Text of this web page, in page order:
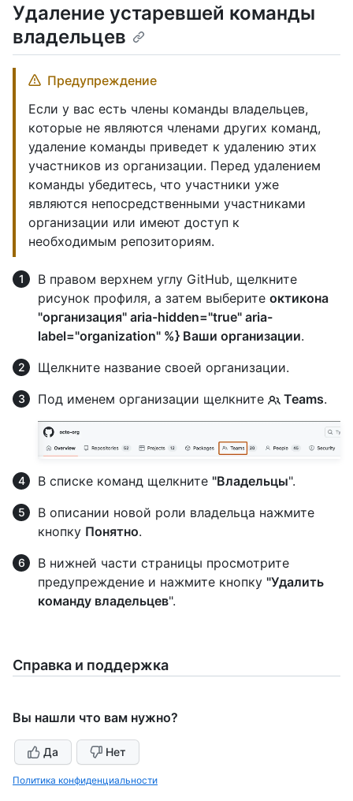
Удаление устаревшей команды
владельцев
Предупреждение
Если у вас есть члены команды владельцев,
которые не являются членами других команд,
удаление команды приведет к удалению этих
участников из организации. Перед удалением
команды убедитесь, что участники уже
являются непосредственными участниками
организации или имеют доступ к
необходимым репозиториям.
В правом верхнем углу GitHub, щелкните
рисунок профиля, а затем выберите октикона
"организация" aria-hidden="true" aria-
label="organization" %} Ваши организации.
Щелкните название своей организации.
Под именем организации щелкните
Teams.
В списке команд щелкните "Владельцы".
В описании новой роли владельца нажмите
кнопку Понятно.
В нижней части страницы просмотрите
предупреждение и нажмите кнопку "Удалить
команду владельцев".
Справка и поддержка
Вы нашли что вам нужно?
Да Нет
Политика конфиденциальности